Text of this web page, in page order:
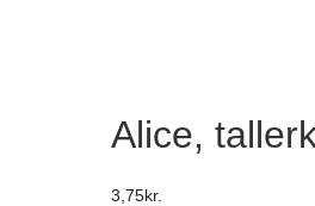
Alice,
3,75kr.